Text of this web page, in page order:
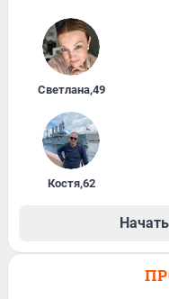
Светлана,49
Костя,62